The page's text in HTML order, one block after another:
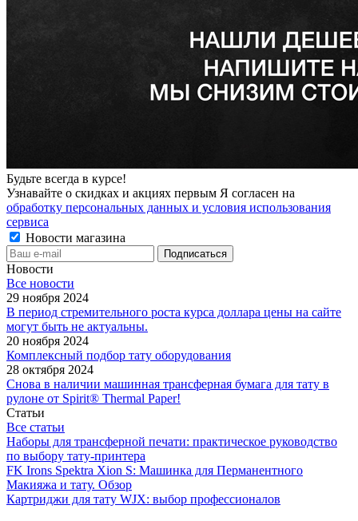
Будьте всегда в курсе!
Узнавайте о скидках и акциях первым Я согласен на
обработку персональных данных и условия использования
сервиса
Новости магазина
Новости
Все новости
29 ноября 2024
В период стремительного роста курса доллара цены на сайте
могут быть не актуальны.
20 ноября 2024
Комплексный подбор тату оборудования
28 октября 2024
Снова в наличии машинная трансферная бумага для тату в
рулоне от Spirit® Thermal Paper!
Статьи
Все статьи
Наборы для трансферной печати: практическое руководство
по выбору тату‑принтера
FK Irons Spektra Xion S: Машинка для Перманентного
Макияжа и тату. Обзор
Картриджи для тату WJX: выбор профессионалов